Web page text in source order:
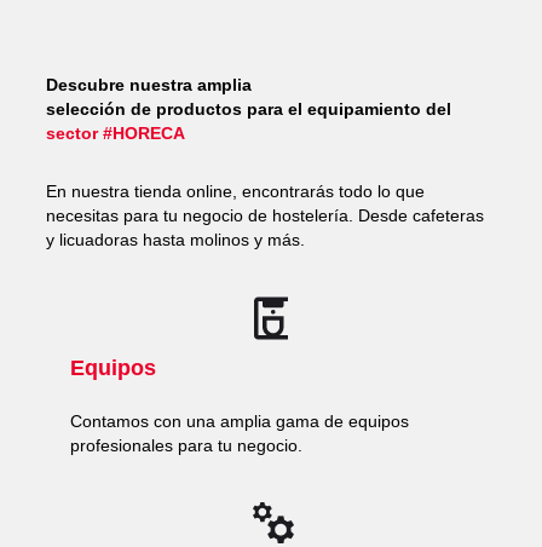
Descubre nuestra amplia
selección de productos para el equipamiento del
sector #HORECA
En nuestra tienda online, encontrarás todo lo que
necesitas para tu negocio de hostelería. Desde cafeteras
y licuadoras hasta molinos y más.
Equipos
Contamos con una amplia gama de equipos
profesionales para tu negocio.